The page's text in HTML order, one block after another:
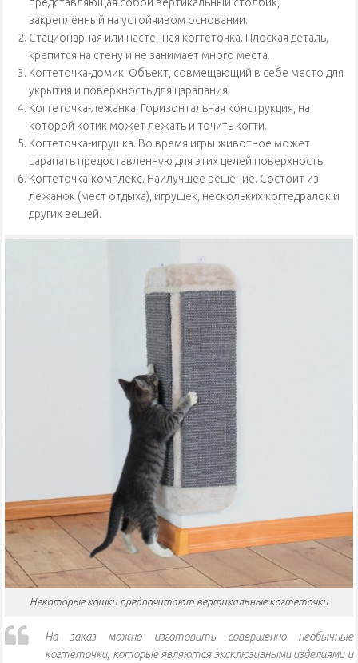
закреплённый на устойчивом основании.
Стационарная или настенная когтеточка. Плоская деталь,
крепится на стену и не занимает много места.
Когтеточка-домик. Объект, совмещающий в себе место для
укрытия и поверхность для царапания.
Когтеточка-лежанка. Горизонтальная конструкция, на
которой котик может лежать и точить когти.
Когтеточка-игрушка. Во время игры животное может
царапать предоставленную для этих целей поверхность.
Когтеточка-комплекс. Наилучшее решение. Состоит из
лежанок (мест отдыха), игрушек, нескольких когтедралок и
других вещей.
Некоторые кошки предпочитают вертикальные когтеточки
На заказ можно изготовить совершенно необычные
когтеточки, которые являются эксклюзивными изделиями и